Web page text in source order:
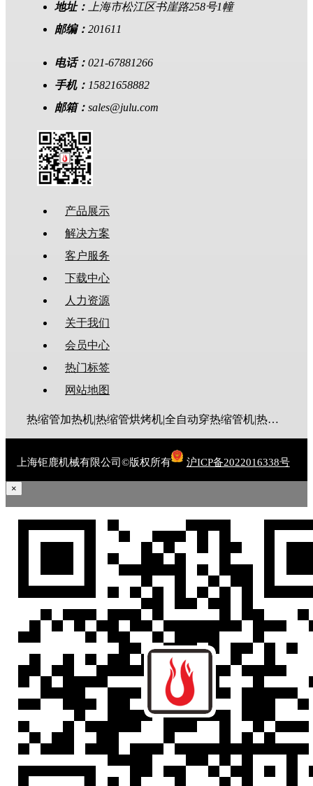
地址：
上海市松江区书崖路258号1幢
邮编： 201611
电话： 021-67881266
手机： 15821658882
邮箱： sales@julu.com
产品展示
解决方案
客户服务
下载中心
人力资源
关于我们
会员中心
热门标签
网站地图
热缩管加热机|热缩管烘烤机|全自动穿热缩管机|热缩管切管机
上海钜鹿机械有限公司©版权所有 沪ICP备2022016338号
×